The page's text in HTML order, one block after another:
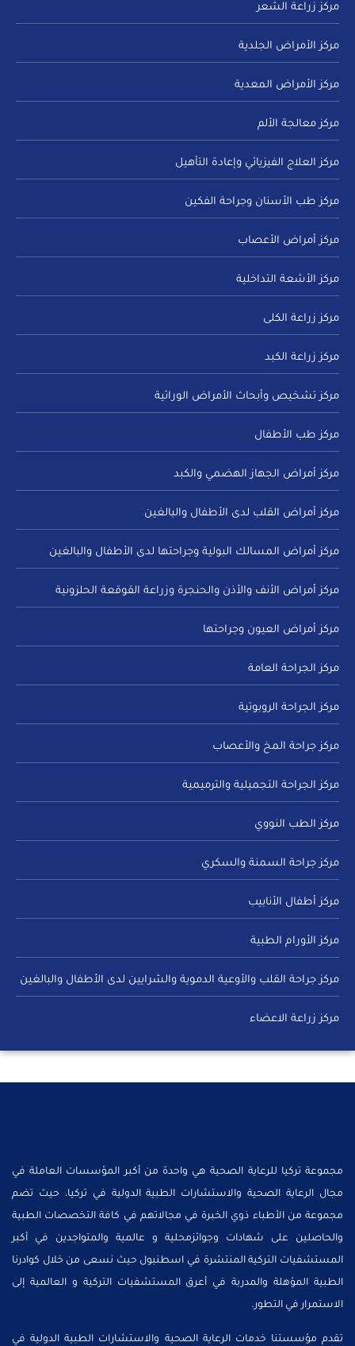
مركز زراعة الشعر
مركز الأمراض الجلدية
مركز الأمراض المعدية
مركز معالجة الألم
مركز العلاج الفيزيائي وإعادة التأهيل
مركز طب الأسنان وجراحة الفكين
مركز أمراض الأعصاب
مركز الأشعة التداخلية
مركز زراعة الكلى
مركز زراعة الكبد
مركز تشخيص وأبحاث الأمراض الوراثية
مركز طب الأطفال
مركز أمراض الجهاز الهضمي والكبد
مركز أمراض القلب لدى الأطفال والبالغين
مركز أمراض المسالك البولية وجراحتها لدى الأطفال والبالغين
مركز أمراض الأنف والأذن والحنجرة وزراعة القوقعة الحلزونية
مركز أمراض العيون وجراحتها
مركز الجراحة العامة
مركز الجراحة الروبوتية
مركز جراحة المخ والأعصاب
مركز الجراحة التجميلية والترميمية
مركز الطب النووي
مركز جراحة السمنة والسكري
مركز أطفال الأنابيب
مركز الأورام الطبية
مركز جراحة القلب والأوعية الدموية والشرايين لدى الأطفال والبالغين
مركز زراعة الاعضاء
مجموعة تركيا للرعاية الصحية هي واحدة من أكبر المؤسسات العاملة في
مجال الرعاية الصحية والاستشارات الطبية الدولية في تركيا، حيث تضم
مجموعة من الأطباء ذوي الخبرة في مجالاتهم في كافة التخصصات الطبية
والحاصلين على شهادات وجوائزمحلية و عالمية والمتواجدين في أكبر
المستشفيات التركية المنتشرة في اسطنبول حيث نسعى من خلال كوادرنا
الطبية المؤهلة والمدربة في أعرق المستشفيات التركية و العالمية إلى
الاستمرار في التطور.
تقدم مؤسستنا خدمات الرعاية الصحية والاستشارات الطبية الدولية في